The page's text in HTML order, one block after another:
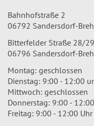
Bahnhofstraße 2
06792 Sandersdorf-
Bitterfelder Straße 28/29
06796 Sandersdorf-
Montag: geschlossen
Dienstag: 9:00 - 12:00
Mittwoch: geschlossen
Donnerstag: 9:00 -
Freitag: 9:00 - 12:00 Uhr